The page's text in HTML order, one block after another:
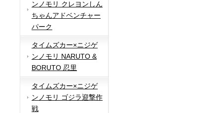
ンノモリ クレヨンしん
ちゃんアドベンチャー
パーク
タイムズカー×ニジゲ
ンノモリ NARUTO &
BORUTO 忍里
タイムズカー×ニジゲ
ンノモリ ゴジラ迎撃作
戦